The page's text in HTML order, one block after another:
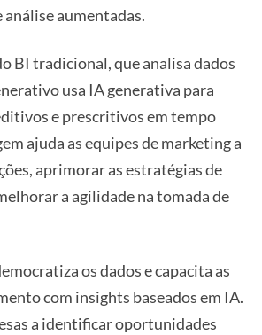
aumentadas.
BI tradicional, que analisa dados
usa IA generativa para
e prescritivos em tempo
ajuda as equipes de marketing a
aprimorar as estratégias de
a agilidade na tomada de
os dados e capacita as
com insights baseados em IA.
a identificar oportunidades